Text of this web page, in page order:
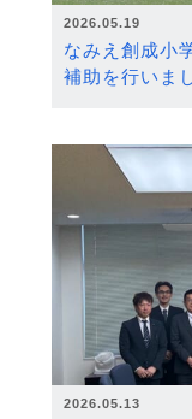
2026.05.19
なみえ創成小
補助を行いま
2026.05.13